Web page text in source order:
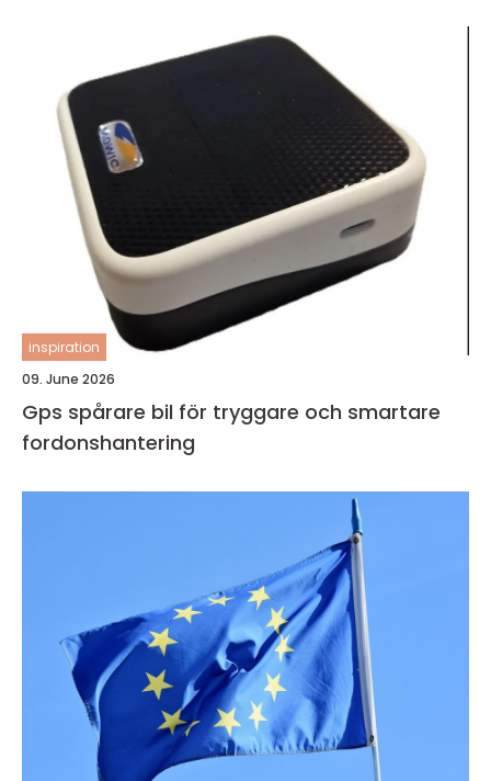
inspiration
09. June 2026
Gps spårare bil för tryggare och smartare
fordonshantering